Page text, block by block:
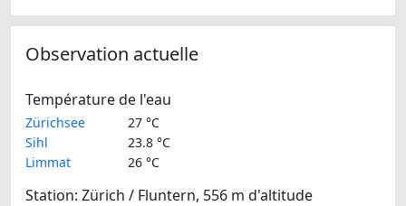
Observation actuelle
Température de l'eau
Zürichsee
27 °C
Sihl
23.8 °C
Limmat
26 °C
Station: Zürich / Fluntern, 556 m d'altitude